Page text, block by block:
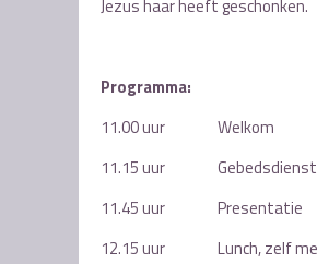
Jezus haar heeft geschonken.
Programma:
11.00 uur Welkom
11.15 uur Gebedsdienst
11.45 uur Presentatie
12.15 uur Lunch, zelf